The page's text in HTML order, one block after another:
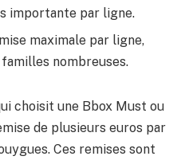
importante par ligne.
maximale par ligne,
nombreuses.
choisit une Bbox Must ou
de plusieurs euros par
Ces remises sont